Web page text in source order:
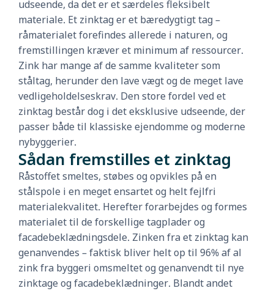
udseende, da det er et særdeles fleksibelt
materiale. Et zinktag er et bæredygtigt tag –
råmaterialet forefindes allerede i naturen, og
fremstillingen kræver et minimum af ressourcer.
Zink har mange af de samme kvaliteter som
ståltag, herunder den lave vægt og de meget lave
vedligeholdelseskrav. Den store fordel ved et
zinktag består dog i det eksklusive udseende, der
passer både til klassiske ejendomme og moderne
nybyggerier.
Sådan fremstilles et zinktag
Råstoffet smeltes, støbes og opvikles på en
stålspole i en meget ensartet og helt fejlfri
materialekvalitet. Herefter forarbejdes og formes
materialet til de forskellige tagplader og
facadebeklædningsdele. Zinken fra et zinktag kan
genanvendes – faktisk bliver helt op til 96% af al
zink fra byggeri omsmeltet og genanvendt til nye
zinktage og facadebeklædninger. Blandt andet